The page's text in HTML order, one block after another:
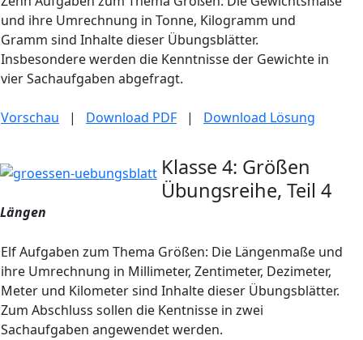
und ihre Umrechnung in Tonne, Kilogramm und
Gramm sind Inhalte dieser Übungsblätter.
Insbesondere werden die Kenntnisse der Gewichte in
vier Sachaufgaben abgefragt.
Vorschau | Download PDF | Download Lösung
Klasse 4: Größen
Übungsreihe, Teil 4
Längen
Elf Aufgaben zum Thema Größen: Die Längenmaße und
ihre Umrechnung in Millimeter, Zentimeter, Dezimeter,
Meter und Kilometer sind Inhalte dieser Übungsblätter.
Zum Abschluss sollen die Kentnisse in zwei
Sachaufgaben angewendet werden.